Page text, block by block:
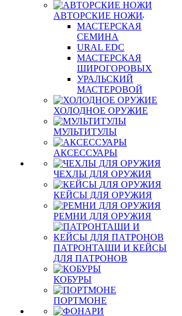
АВТОРСКИЕ НОЖИ
МАСТЕРСКАЯ
СЕМИНА
URAL EDC
МАСТЕРСКАЯ
ШИРОГОРОВЫХ
УРАЛЬСКИЙ
МАСТЕРОВОЙ
ХОЛОДНОЕ ОРУЖИЕ
МУЛЬТИТУЛЫ
АКСЕССУАРЫ
ЧЕХЛЫ ДЛЯ ОРУЖИЯ
КЕЙСЫ ДЛЯ ОРУЖИЯ
РЕМНИ ДЛЯ ОРУЖИЯ
ПАТРОНТАШИ И КЕЙСЫ
ДЛЯ ПАТРОНОВ
КОБУРЫ
ПОРТМОНЕ